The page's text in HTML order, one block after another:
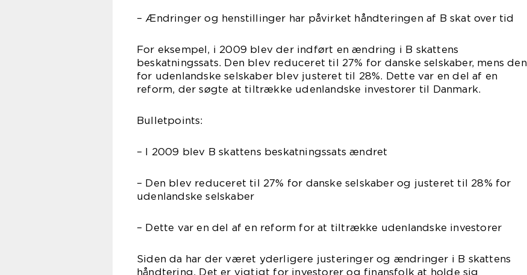
– Ændringer og henstillinger har påvirket håndteringen af B skat over tid
For eksempel, i 2009 blev der indført en ændring i B skattens
beskatningssats. Den blev reduceret til 27% for danske selskaber, mens den
for udenlandske selskaber blev justeret til 28%. Dette var en del af en
reform, der søgte at tiltrække udenlandske investorer til Danmark.
Bulletpoints:
– I 2009 blev B skattens beskatningssats ændret
– Den blev reduceret til 27% for danske selskaber og justeret til 28% for
udenlandske selskaber
– Dette var en del af en reform for at tiltrække udenlandske investorer
Siden da har der været yderligere justeringer og ændringer i B skattens
håndtering. Det er vigtigt for investorer og finansfolk at holde sig